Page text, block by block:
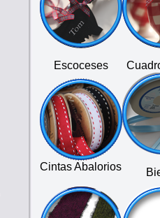
Escoceses
Cintas Abalorios